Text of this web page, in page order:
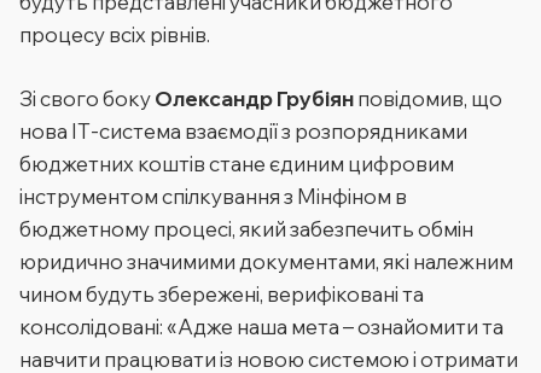
процесу всіх рівнів.
Зі свого бокуОлександр Грубіянповідомив, що
нова ІТ-система взаємодії з розпорядниками
бюджетних коштів стане єдиним цифровим
інструментом спілкування з Мінфіном в
бюджетному процесі, який забезпечить обмін
юридично значимими документами, які належним
чином будуть збережені, верифіковані та
консолідовані: «Адже наша мета – ознайомити та
навчити працювати із новою системою і отримати